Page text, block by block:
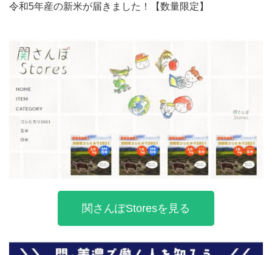
令和5年産の新米が届きました！【数量限定】
関さんぽStoresを見る